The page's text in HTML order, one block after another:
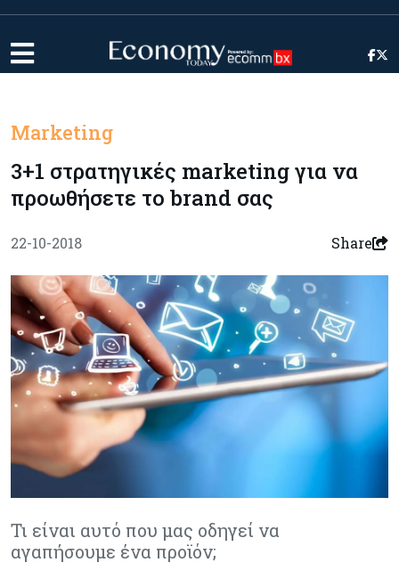
Marketing
3+1 στρατηγικές marketing για να
προωθήσετε το brand σας
22-10-2018 Share
Τι είναι αυτό που μας οδηγεί να
αγαπήσουμε ένα προϊόν;